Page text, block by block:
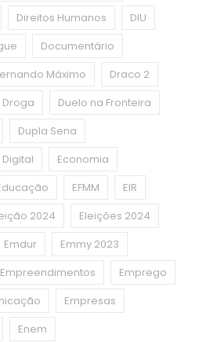
Direitos Humanos
DIU
Documentário
Máximo
Draco 2
Droga
Duelo na Fronteira
Dupla Sena
Digital
Economia
EFMM
EIR
2024
Eleições 2024
Emdur
Emmy 2023
Empreendimentos
Emprego
Empresas
Enem